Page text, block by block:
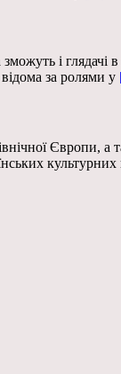
і
за ролями у
Європи, а
культурних